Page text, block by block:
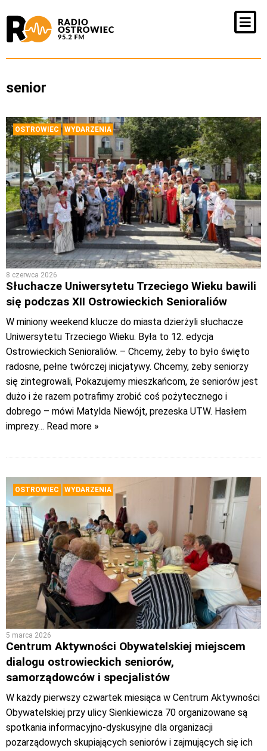
senior
OSTROWIEC WYDARZENIA
8 czerwca 2026
Słuchacze Uniwersytetu Trzeciego Wieku bawili
się podczas XII Ostrowieckich Senioraliów
W miniony weekend klucze do miasta dzierżyli słuchacze
Uniwersytetu Trzeciego Wieku. Była to 12. edycja
Ostrowieckich Senioraliów. – Chcemy, żeby to było święto
radosne, pełne twórczej inicjatywy. Chcemy, żeby seniorzy
się zintegrowali, Pokazujemy mieszkańcom, że seniorów jest
dużo i że razem potrafimy zrobić coś pożytecznego i
dobrego – mówi Matylda Niewójt, prezeska UTW. Hasłem
imprezy… Read more »
OSTROWIEC WYDARZENIA
5 marca 2026
Centrum Aktywności Obywatelskiej miejscem
dialogu ostrowieckich seniorów,
samorządowców i specjalistów
W każdy pierwszy czwartek miesiąca w Centrum Aktywności
Obywatelskiej przy ulicy Sienkiewicza 70 organizowane są
spotkania informacyjno-dyskusyjne dla organizacji
pozarządowych skupiających seniorów i zajmujących się ich